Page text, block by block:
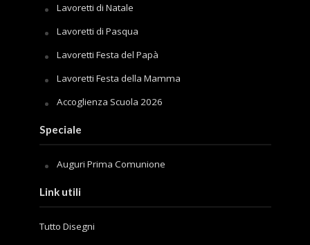
Lavoretti di Natale
Lavoretti di Pasqua
Lavoretti Festa del Papà
Lavoretti Festa della Mamma
Accoglienza Scuola 2026
Speciale
Auguri Prima Comunione
Link utili
Tutto Disegni